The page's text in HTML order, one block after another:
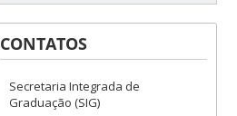
CONTATOS
Secretaria Integrada de
Graduação (SIG)